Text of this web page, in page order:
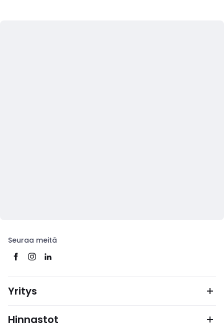
Seuraa meitä
Yritys
Hinnastot